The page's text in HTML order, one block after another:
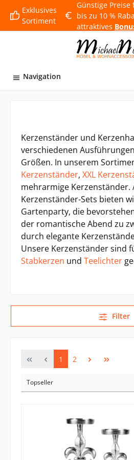
springen
Exklusives
Sortiment
Günstige
bis zu 10 %
attraktives
Navigation
Kerzenständer und
verschiedenen
Größen. In unserem
Kerzenständer, XXL
mehrarmige Kerzenständer.
Kerzenständer-Sets bieten
Gartenparty, die
der romantische Abend zu
durch elegante
Unsere Kerzenständer sind
Stabkerzen und Teelichter
Filter
1 2